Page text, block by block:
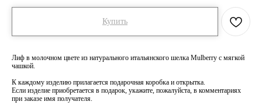
Купить
Лиф в молочном цвете из натурального итальянского шелка Mulberry с мягкой
чашкой.
К каждому изделию прилагается подарочная коробка и открытка.
Если изделие приобретается в подарок, укажите, пожалуйста, в комментариях
при заказе имя получателя.